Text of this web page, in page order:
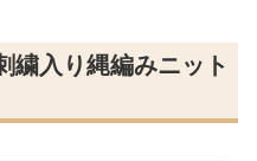
繍入り縄編みニット